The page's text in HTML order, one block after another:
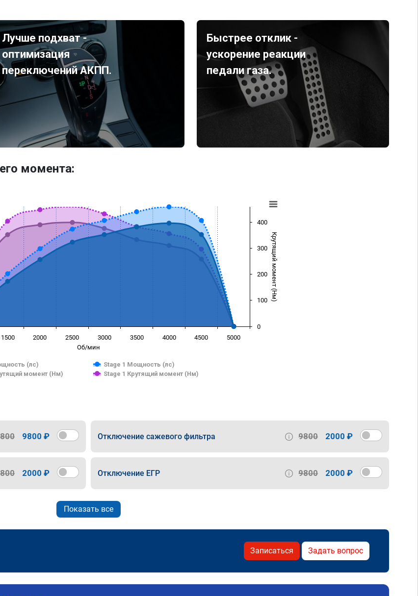
Лучше подхват -
оптимизация
переключений АКПП.
Быстрее отклик -
ускорение реакции
педали газа.
момента:
Об/мин
Крутящий момент (Нм)
(лс)
Stage 1 Мощность (лс)
момент (Нм)
Stage 1 Крутящий момент (Нм)
1500 2000 2500 3000 3500 4000 4500 5000
0
100
200
300
400
9800 ₽ Отключение сажевого фильтра 9800 2000 ₽
2000 ₽ Отключение ЕГР 9800 2000 ₽
Показать все
Записаться Задать вопрос